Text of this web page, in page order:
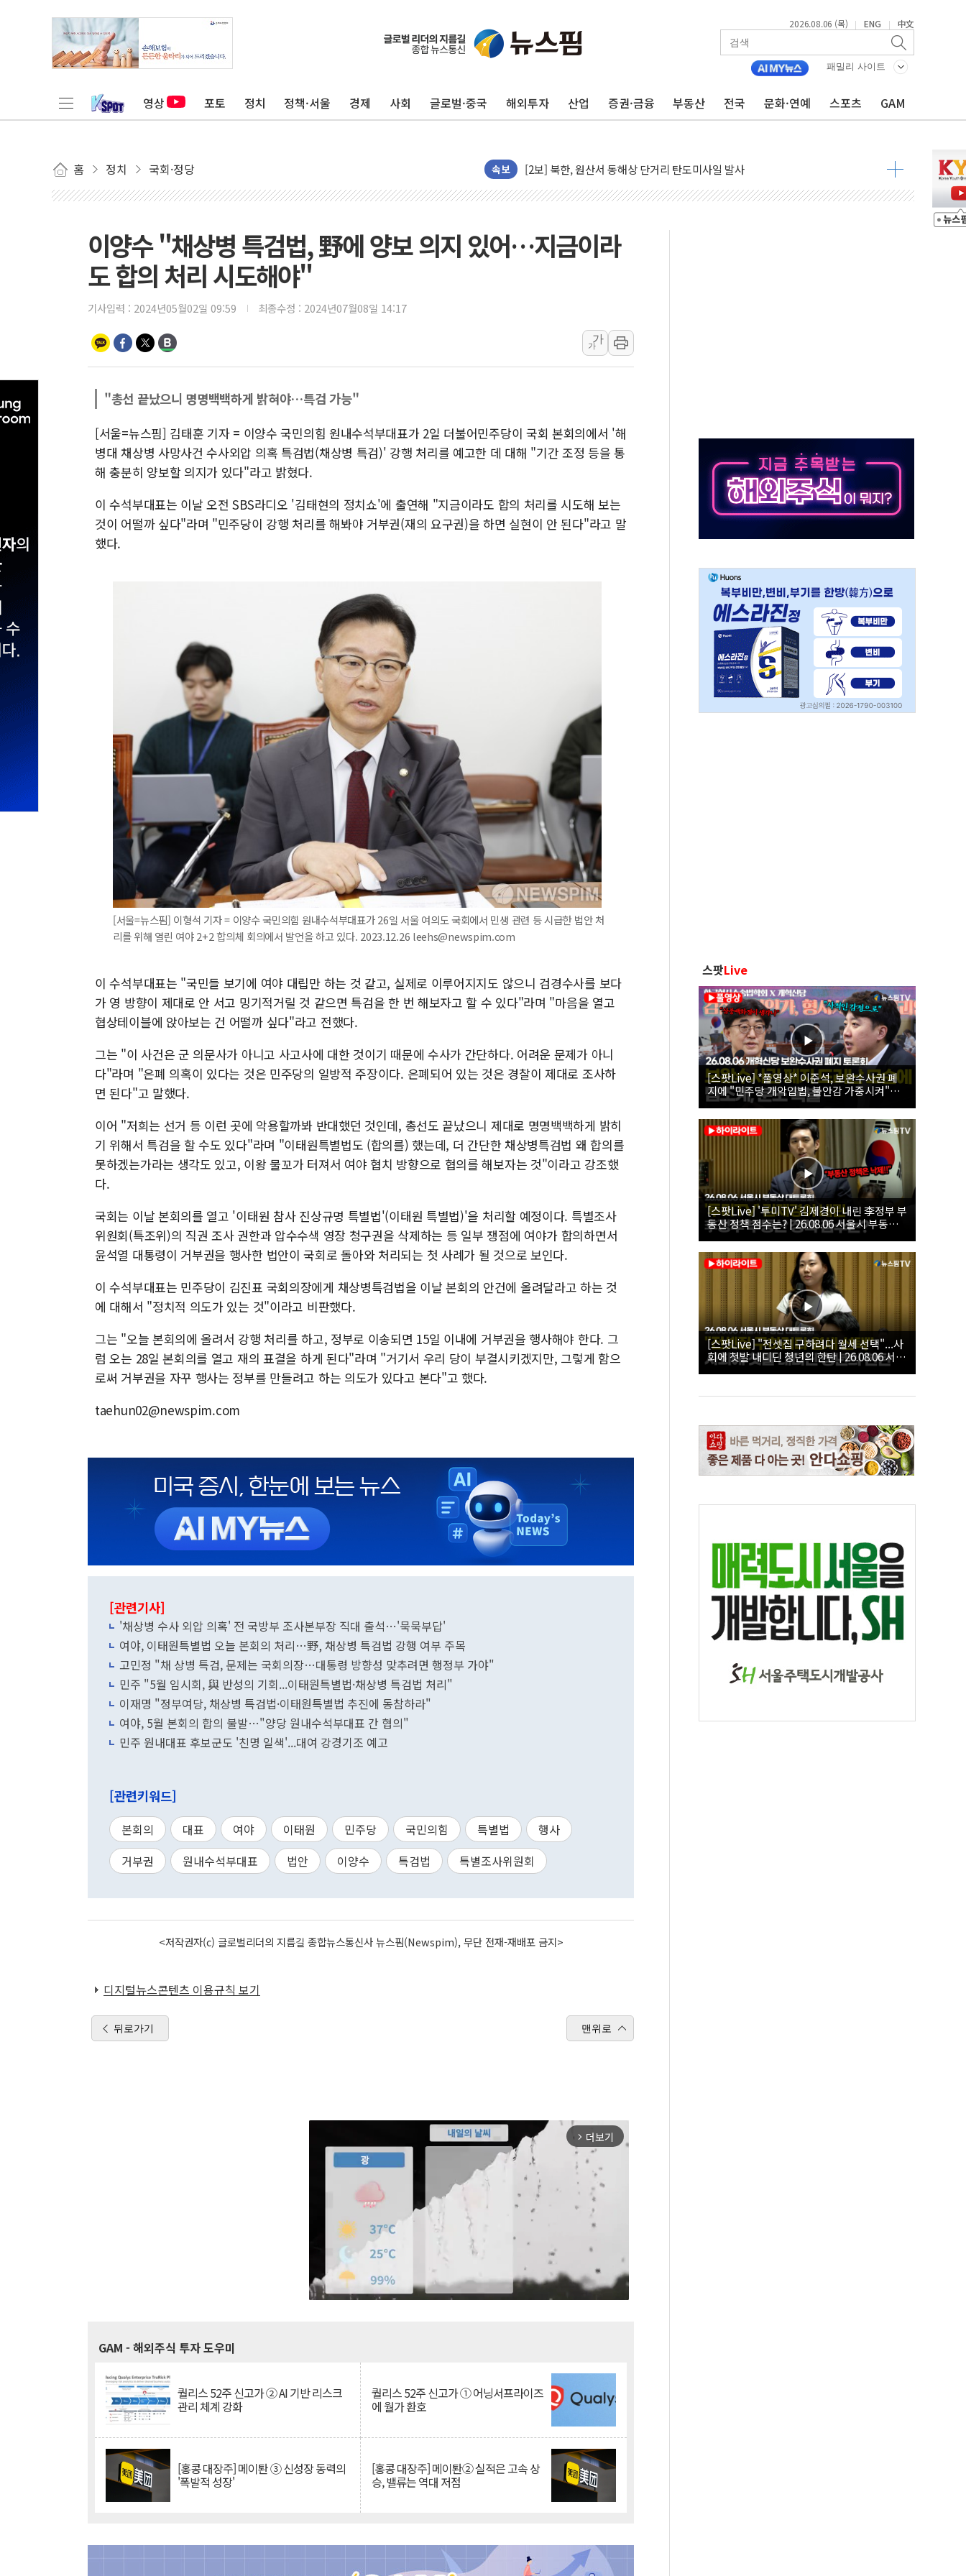
2026.08.06 (목) | ENG | 中文
패밀리 사이트
영상 포토 정치 정책·서울 경제 사회 글로벌·중국 해외투자 산업 증권·금융 부동산 전국 문화·연예 스포츠 GAM
홈 정치 국회·정당 속보
빚투·레버리지 줄었지만, 반도체 두 종목에 코스피 '휘청'
[2보] 북한, 원산서 동해상 단거리 탄도미사일 발사
종로·중구 오피스 78%가 준공 10년 이상…리뉴얼이 경쟁력 가른다
성폭력 피해자 보호단체, 경찰수사개혁위에 보완수사권 폐지 우려 전달
우크라, 러 탄도미사일 공격에 속수무책… 패트리엇 미사일 지원, 작년의 3분의 1
제천 바이오밸리 공장 옥상서 불…30여분 만에 진화
개혁신당 "민주, '盧 수사' 악연으로 형사사법 틀 바꿔…국민 불안감 가중"
[속보] 북, 동해상으로 미상 발사체 발사
한국투자증권, 국내 최초 상반기 영업이익 2조 돌파
[IPO] 니어스랩 "피지컬 AI 자율비행 기술로 글로벌 방산 시장 공략"
李대통령 "청소년 SNS 제한, 형평성·여론 고려해야…충분한 사회적 논의 주문"
초등학교 앞서 '쾅'…대전 중구서 시내버스 등 3중 추돌·1명 부상
이양수 "채상병 특검법, 野에 양보 의지 있어…지금이라
도 합의 처리 시도해야"
기사입력 : 2024년05월02일 09:59 최종수정 : 2024년07월08일 14:17
가
가
"총선 끝났으니 명명백백하게 밝혀야…특검 가능"
[서울=뉴스핌] 김태훈 기자 = 이양수 국민의힘 원내수석부대표가 2일 더불어민주당이 국회 본회의에서 '해
병대 채상병 사망사건 수사외압 의혹 특검법(채상병 특검)' 강행 처리를 예고한 데 대해 "기간 조정 등을 통
해 충분히 양보할 의지가 있다"라고 밝혔다.
이 수석부대표는 이날 오전 SBS라디오 '김태현의 정치쇼'에 출연해 "지금이라도 합의 처리를 시도해 보는
것이 어떨까 싶다"라며 "민주당이 강행 처리를 해봐야 거부권(재의 요구권)을 하면 실현이 안 된다"라고 말
했다.
[서울=뉴스핌] 이형석 기자 = 이양수 국민의힘 원내수석부대표가 26일 서울 여의도 국회에서 민생 관련 등 시급한 법안 처
리를 위해 열린 여야 2+2 합의체 회의에서 발언을 하고 있다. 2023.12.26 leehs@newspim.com
이 수석부대표는 "국민들 보기에 여야 대립만 하는 것 같고, 실제로 이루어지지도 않으니 검경수사를 보다
가 영 방향이 제대로 안 서고 밍기적거릴 것 같으면 특검을 한 번 해보자고 할 수 있다"라며 "마음을 열고
협상테이블에 앉아보는 건 어떨까 싶다"라고 전했다.
그는 "이 사건은 군 의문사가 아니고 사고사에 대한 것이기 때문에 수사가 간단하다. 어려운 문제가 아니
다"라며 "은폐 의혹이 있다는 것은 민주당의 일방적 주장이다. 은폐되어 있는 것은 경찰이 제대로 조사하
면 된다"고 말했다.
이어 "저희는 선거 등 이런 곳에 악용할까봐 반대했던 것인데, 총선도 끝났으니 제대로 명명백백하게 밝히
기 위해서 특검을 할 수도 있다"라며 "이태원특별법도 (합의를) 했는데, 더 간단한 채상병특검법 왜 합의를
못하겠는가라는 생각도 있고, 이왕 물꼬가 터져서 여야 협치 방향으로 협의를 해보자는 것"이라고 강조했
다.
국회는 이날 본회의를 열고 '이태원 참사 진상규명 특별법'(이태원 특별법)'을 처리할 예정이다. 특별조사
위원회(특조위)의 직권 조사 권한과 압수수색 영장 청구권을 삭제하는 등 일부 쟁점에 여야가 합의하면서
윤석열 대통령이 거부권을 행사한 법안이 국회로 돌아와 처리되는 첫 사례가 될 것으로 보인다.
이 수석부대표는 민주당이 김진표 국회의장에게 채상병특검법을 이날 본회의 안건에 올려달라고 하는 것
에 대해서 "정치적 의도가 있는 것"이라고 비판했다.
그는 "오늘 본회의에 올려서 강행 처리를 하고, 정부로 이송되면 15일 이내에 거부권을 행사해야 한다. 그
럼 오는 28일 본회의를 열고 재의 표결을 하게 된다"라며 "거기서 우리 당이 부결시키겠지만, 그렇게 함으
로써 거부권을 자꾸 행사는 정부를 만들려고 하는 의도가 있다고 본다"고 했다.
taehun02@newspim.com
[관련기사]
'채상병 수사 외압 의혹' 전 국방부 조사본부장 직대 출석…'묵묵부답'
여야, 이태원특별법 오늘 본회의 처리…野, 채상병 특검법 강행 여부 주목
고민정 "채 상병 특검, 문제는 국회의장…대통령 방향성 맞추려면 행정부 가야"
민주 "5월 임시회, 與 반성의 기회...이태원특별법·채상병 특검법 처리"
이재명 "정부여당, 채상병 특검법·이태원특별법 추진에 동참하라"
여야, 5월 본회의 합의 불발…"양당 원내수석부대표 간 협의"
민주 원내대표 후보군도 '친명 일색'...대여 강경기조 예고
[관련키워드]
본회의 대표 여야 이태원 민주당 국민의힘 특별법
행사
거부권
원내수석부대표 법안 이양수 특검법 특별조사위원회
<저작권자(c) 글로벌리더의 지름길 종합뉴스통신사 뉴스핌(Newspim), 무단 전재-재배포 금지>
디지털뉴스콘텐츠 이용규칙 보기
뒤로가기 맨위로
arrow_forward_ios 더보기
GAM - 해외주식 투자 도우미
퀄리스 52주 신고가 ② AI 기반 리스크
관리 체계 강화
퀄리스 52주 신고가 ① 어닝서프라이즈
에 월가 환호
[홍콩 대장주] 메이퇀 ③ 신성장 동력의
'폭발적 성장'
[홍콩 대장주] 메이퇀② 실적은 고속 상
승, 밸류는 역대 저점
스팟Live
[스팟Live] *풀영상* 이준석, 보완수사권 폐
지에 "민주당 개악입법, 불안감 가중시켜"｜
26.08.06 개혁신당 보완수사권 폐지 토론회
[스팟Live] '투미TV' 김제경이 내린 李정부 부
동산 정책 점수는? | 26.08.06 서울시 부동산
대토론회
[스팟Live] "전셋집 구하려다 월세 선택"...사
회에 첫발 내디딘 청년의 한탄 | 26.08.06 서울
시 부동산 대토론회